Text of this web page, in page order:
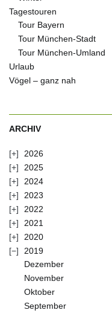
Tagestouren
Tour Bayern
Tour München-Stadt
Tour München-Umland
Urlaub
Vögel – ganz nah
ARCHIV
2026
2025
2024
2023
2022
2021
2020
2019
Dezember
November
Oktober
September